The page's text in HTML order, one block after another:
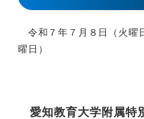
令和７年７月８日（火曜
曜日）
愛知教育大学附属特